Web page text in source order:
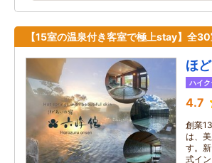
【15室の温泉付き客室で極上stay】全
ほ
ハイク
4.7
創業
は、
す。
式イ